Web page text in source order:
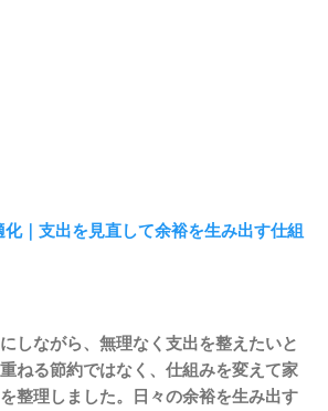
化｜支出を見直して余裕を生み出す仕組
しながら、無理なく支出を整えたいと
ねる節約ではなく、仕組みを変えて家
整理しました。日々の余裕を生み出す